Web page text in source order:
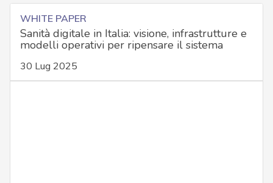
WHITE PAPER
Sanità digitale in Italia: visione, infrastrutture e
modelli operativi per ripensare il sistema
30 Lug 2025